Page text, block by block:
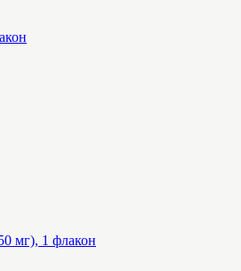
мг), 1 флакон